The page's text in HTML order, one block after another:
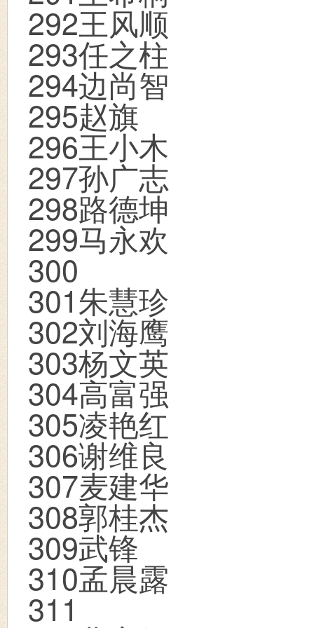
292王风顺
293任之柱
294边尚智
295赵旗
296王小木
297孙广志
298路德坤
299马永欢
300
301朱慧珍
302刘海鹰
303杨文英
304高富强
305凌艳红
306谢维良
307麦建华
308郭桂杰
309武锋
310孟晨露
311